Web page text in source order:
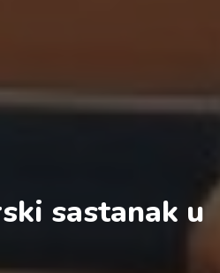
sastanak u